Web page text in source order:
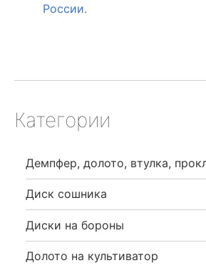
России.
Категории
Демпфер, долото, втулка,
Диск сошника
Диски на бороны
Долото на культиватор